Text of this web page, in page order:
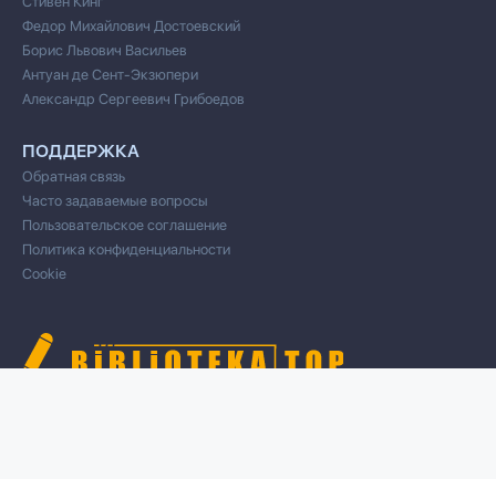
Федор Михайлович Достоевский
Борис Львович Васильев
Антуан де Сент-Экзюпери
Александр Сергеевич Грибоедов
ПОДДЕРЖКА
Обратная связь
Часто задаваемые вопросы
Пользовательское соглашение
Политика конфиденциальности
Cookie